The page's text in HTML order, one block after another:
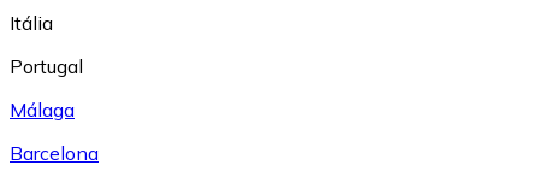
Itália
Portugal
Málaga
Barcelona